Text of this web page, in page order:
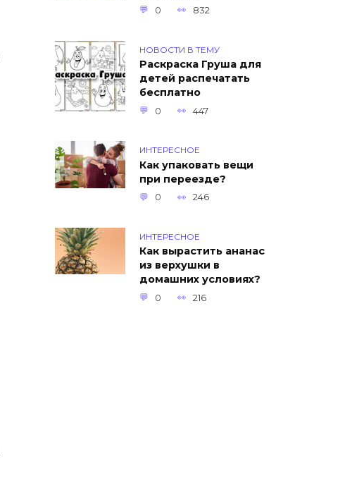
0 832
НОВОСТИ В ТЕМУ
Раскраска Груша для
детей распечатать
бесплатно
0 447
ИНТЕРЕСНОЕ
Как упаковать вещи
при переезде?
0 246
ИНТЕРЕСНОЕ
Как вырастить ананас
из верхушки в
домашних условиях?
0 216